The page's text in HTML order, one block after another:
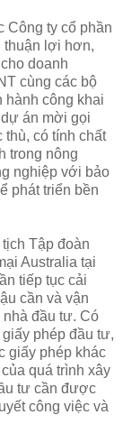
Công ty cổ phần
thuận lợi hơn,
doanh
cùng các bộ
hành công khai
án mời gọi
thù, có tính chất
trong nông
nghiệp với bảo
phát triển bền
Tập đoàn
Australia tại
tiếp tục cải
cần và vận
đầu tư. Có
phép đầu tư,
giấy phép khác
quá trình xây
tư cần được
công việc và